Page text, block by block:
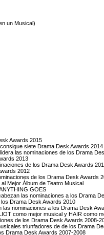
un Musical)
Awards 2015
siete Drama Desk Awards 2014
las nominaciones de los Drama
2013
de los Drama Desk Awards
2012
de los Drama Desk Awards
Mejor Álbum de Teatro Musical
GOES
las nominaciones a los Drama
Drama Desk Awards 2010
nominaciones a los Drama Desk
como mejor musical y HAIR como
de los Drama Desk Awards 2008-
triunfadores de de los Drama
Drama Desk Awards 2007-2008